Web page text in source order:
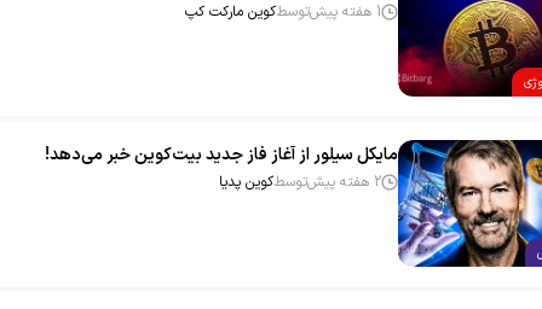
1 هفته پیش توسطکوین مارکت کپ
مایکل سیلور از آغاز فاز جدید بیت‌کوین خبر می‌دهد!
2 هفته پیش توسطکوین پدیا